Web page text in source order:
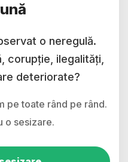
o neregulă.
corupție, ilegalități,
deteriorate?
pe toate rând pe rând.
o sesizare.